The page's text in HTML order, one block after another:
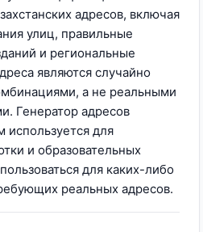
адресов, включая
улиц, правильные
и региональные
являются случайно
а не реальными
Генератор адресов
используется для
и образовательных
для каких-либо
реальных адресов.